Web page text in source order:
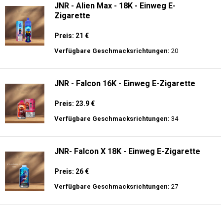
JNR - Alien Max - 18K - Einweg E-
Zigarette
Preis: 21 €
Verfügbare Geschmacksrichtungen: 20
JNR - Falcon 16K - Einweg E-Zigarette
Preis: 23.9 €
Verfügbare Geschmacksrichtungen: 34
JNR- Falcon X 18K - Einweg E-Zigarette
Preis: 26 €
Verfügbare Geschmacksrichtungen: 27